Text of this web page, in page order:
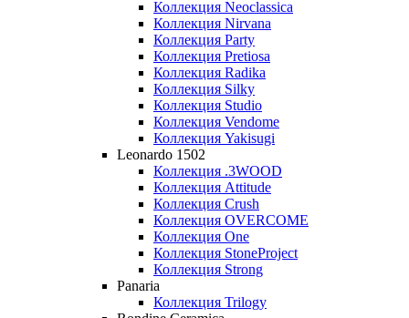
Коллекция Neoclassica
Коллекция Nirvana
Коллекция Party
Коллекция Pretiosa
Коллекция Radika
Коллекция Silky
Коллекция Studio
Коллекция Vendome
Коллекция Yakisugi
Leonardo 1502
Коллекция .3WOOD
Коллекция Attitude
Коллекция Crush
Коллекция OVERCOME
Коллекция One
Коллекция StoneProject
Коллекция Strong
Panaria
Коллекция Trilogy